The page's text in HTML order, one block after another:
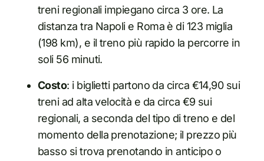
treni regionali impiegano circa 3 ore. La
distanza tra Napoli e Roma è di 123 miglia
(198 km), e il treno più rapido la percorre in
soli 56 minuti.
Costo: i biglietti partono da circa €14,90 sui
treni ad alta velocità e da circa €9 sui
regionali, a seconda del tipo di treno e del
momento della prenotazione; il prezzo più
basso si trova prenotando in anticipo o